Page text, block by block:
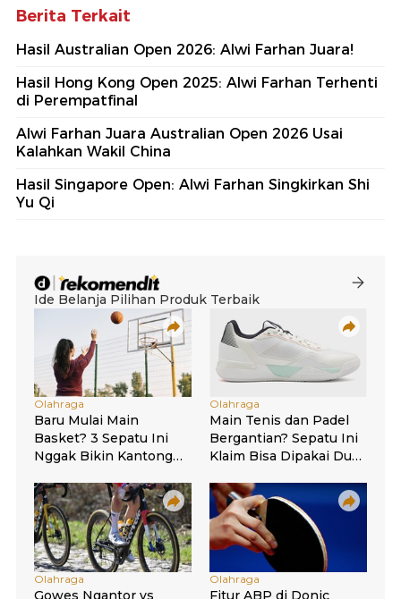
Berita Terkait
Hasil Australian Open 2026: Alwi Farhan Juara!
Hasil Hong Kong Open 2025: Alwi Farhan Terhenti
di Perempatfinal
Alwi Farhan Juara Australian Open 2026 Usai
Kalahkan Wakil China
Hasil Singapore Open: Alwi Farhan Singkirkan Shi
Yu Qi